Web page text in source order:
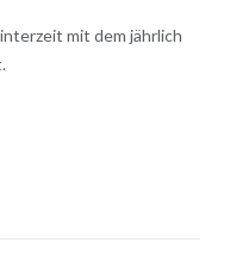
mit dem jährlich